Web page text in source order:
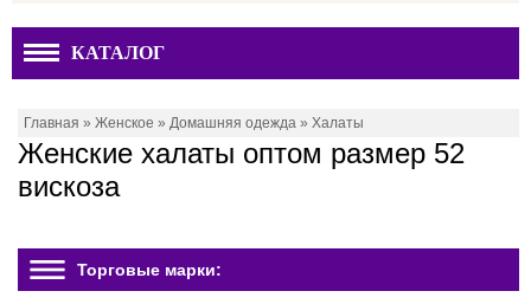
КАТАЛОГ
Главная » Женское » Домашняя одежда » Халаты
Женские халаты оптом размер 52
вискоза
Торговые марки: